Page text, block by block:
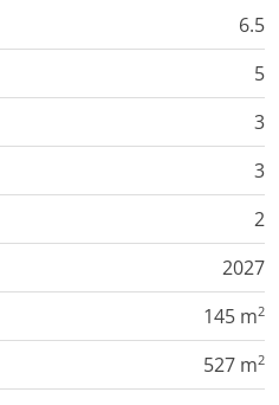
6.5
5
3
3
2
2027
145 m2
527 m2